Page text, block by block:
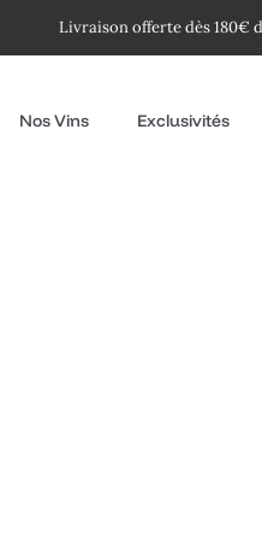
Livraison offerte dès 180€
Nos Vins Exclusivités